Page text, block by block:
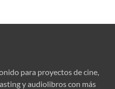
para proyectos de cine,
y audiolibros con más